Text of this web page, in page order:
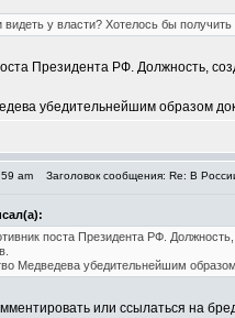
у власти? Хотелось бы
Президента РФ. Должность,
убедительнейшим образом
am Заголовок сообщения: Re: В
поста Президента РФ.
Медведева убедительнейшим
или ссылаться на